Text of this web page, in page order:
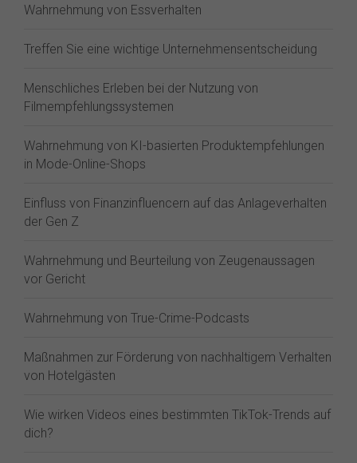
Wahrnehmung von Essverhalten
Treffen Sie eine wichtige Unternehmensentscheidung
Menschliches Erleben bei der Nutzung von
Filmempfehlungssystemen
Wahrnehmung von KI-basierten Produktempfehlungen
in Mode-Online-Shops
Einfluss von Finanzinfluencern auf das Anlageverhalten
der Gen Z⁠
Wahrnehmung und Beurteilung von Zeugenaussagen
vor Gericht
Wahrnehmung von True-Crime-Podcasts
Maßnahmen zur Förderung von nachhaltigem Verhalten
von Hotelgästen
Wie wirken Videos eines bestimmten TikTok-Trends auf
dich?